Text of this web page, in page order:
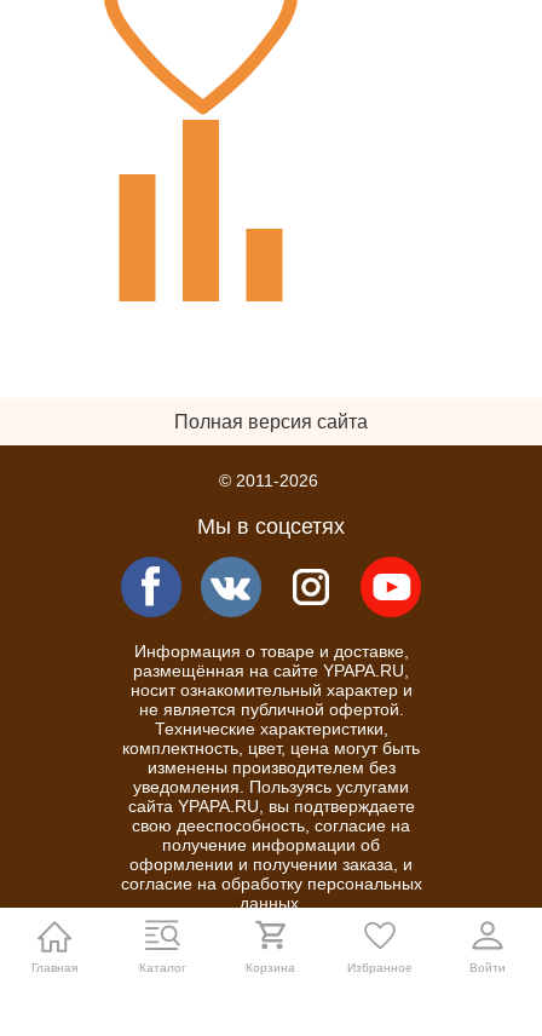
Полная версия сайта
© 2011-2026
Мы в соцсетях
Информация о товаре и доставке,
размещённая на сайте YPAPA.RU,
носит ознакомительный характер и
не является публичной офертой.
Технические характеристики,
комплектность, цвет, цена могут быть
изменены производителем без
уведомления. Пользуясь услугами
сайта YPAPA.RU, вы подтверждаете
свою дееспособность, согласие на
получение информации об
оформлении и получении заказа, и
согласие на обработку персональных
данных.
Политика конфиденциальности
Главная Каталог Корзина Избранное Войти